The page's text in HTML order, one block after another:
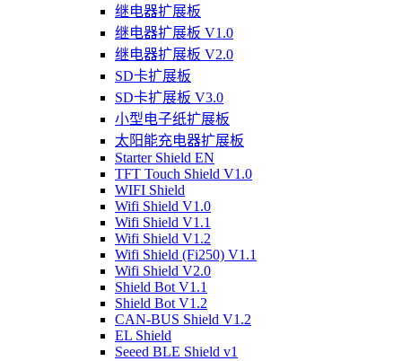
继电器扩展板
继电器扩展板 V1.0
继电器扩展板 V2.0
SD卡扩展板
SD卡扩展板 V3.0
小型电子纸扩展板
太阳能充电器扩展板
Starter Shield EN
TFT Touch Shield V1.0
WIFI Shield
Wifi Shield V1.0
Wifi Shield V1.1
Wifi Shield V1.2
Wifi Shield (Fi250) V1.1
Wifi Shield V2.0
Shield Bot V1.1
Shield Bot V1.2
CAN-BUS Shield V1.2
EL Shield
Seeed BLE Shield v1